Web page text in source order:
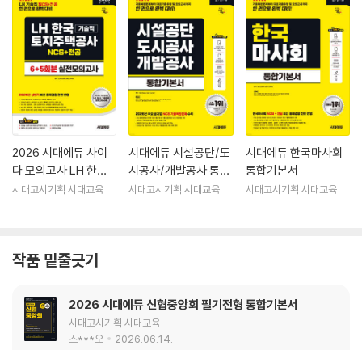
2026 시대에듀 사이
다 모의고사 LH 한국
토지주택공사 기술직
시대고시기획 시대교육
시대에듀 시설공단/도
시공사/개발공사 통합
기본서
시대고시기획 시대교육
시대에듀 한국마사회
통합기본서
시대고시기획 시대교육
작품 밑줄긋기
2026 시대에듀 신협중앙회 필기전형 통합기본서
시대고시기획 시대교육
스***오
2026.06.14.